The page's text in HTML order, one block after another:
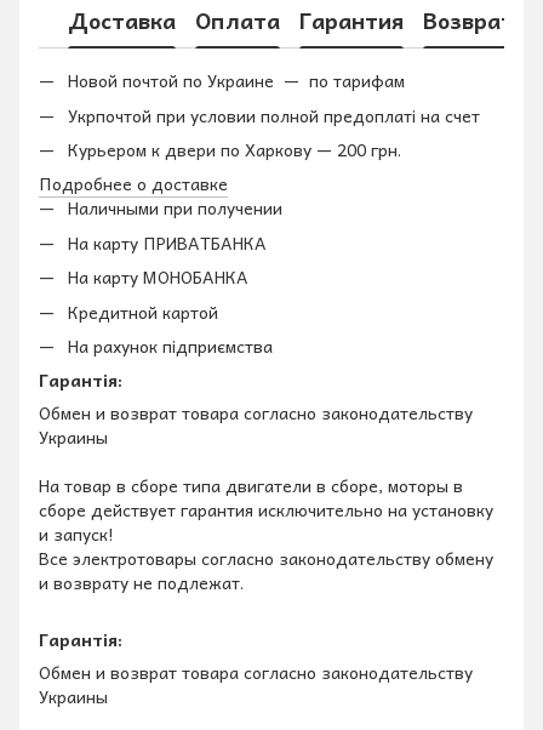
Доставка Оплата Гарантия Возврат
Новой почтой по Украине — по тарифам
Укрпочтой при условии полной предоплаті на счет
Курьером к двери по Харкову — 200 грн.
Подробнее о доставке
Наличными при получении
На карту ПРИВАТБАНКА
На карту МОНОБАНКА
Кредитной картой
На рахунок підприємства
Гарантія:
Обмен и возврат товара согласно законодательству
Украины
На товар в сборе типа двигатели в сборе, моторы в
сборе действует гарантия исключительно на установку
и запуск!
Все электротовары согласно законодательству обмену
и возврату не подлежат.
Гарантія:
Обмен и возврат товара согласно законодательству
Украины